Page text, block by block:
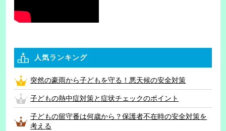
人気ランキング
突然の豪雨から子どもを守る！悪天候の安全対策
子どもの熱中症対策と症状チェックのポイント
子どもの留守番は何歳から？保護者不在時の安全対策を
考える